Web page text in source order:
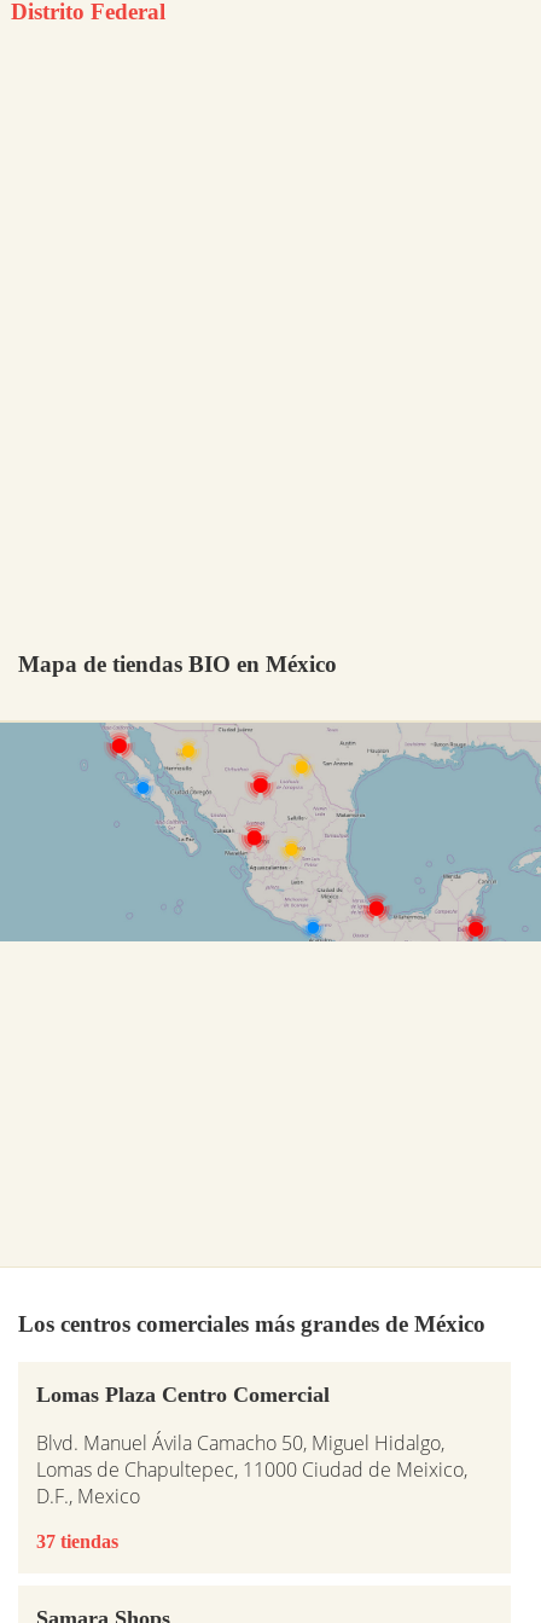
Distrito Federal
Mapa de tiendas BIO en México
Los centros comerciales más grandes de México
Lomas Plaza Centro Comercial
Blvd. Manuel Ávila Camacho 50, Miguel Hidalgo,
Lomas de Chapultepec, 11000 Ciudad de Meixico,
D.F., Mexico
37 tiendas